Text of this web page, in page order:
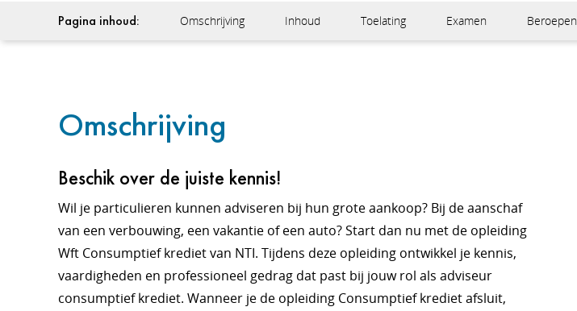
Pagina inhoud: Omschrijving Inhoud Toelating Examen Beroepen
Omschrijving
Beschik over de juiste kennis!
Wil je particulieren kunnen adviseren bij hun grote aankoop? Bij de aanschaf
van een verbouwing, een vakantie of een auto? Start dan nu met de opleiding
Wft Consumptief krediet van NTI. Tijdens deze opleiding ontwikkel je kennis,
vaardigheden en professioneel gedrag dat past bij jouw rol als adviseur
consumptief krediet. Wanneer je de opleiding Consumptief krediet afsluit,